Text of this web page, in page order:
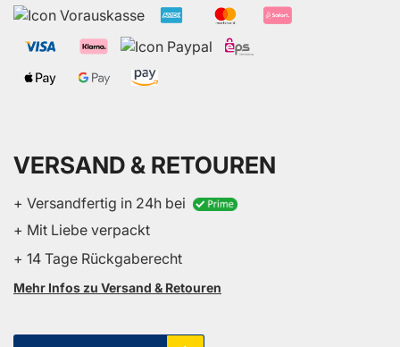
VERSAND & RETOUREN
+ Versandfertig in 24h bei
+ Mit Liebe verpackt
+ 14 Tage Rückgaberecht
Mehr Infos zu Versand & Retouren